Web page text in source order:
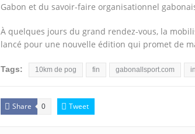
Gabon et du savoir-faire organisationnel
À quelques jours du grand rendez-vous, la
lancé pour une nouvelle édition qui promet de
Tags: 10km de pog fin gabonallsport.com
Share 0 Tweet